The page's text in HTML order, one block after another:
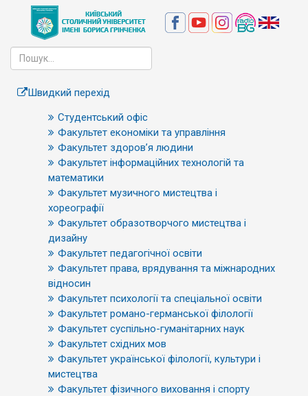
Швидкий перехід
Студентський офіс
Факультет економіки та управління
Факультет здоров’я людини
Факультет інформаційних технологій та
математики
Факультет музичного мистецтва і
хореографії
Факультет образотворчого мистецтва і
дизайну
Факультет педагогічної освіти
Факультет права, врядування та міжнародних
відносин
Факультет психології та спеціальної освіти
Факультет романо-германської філології
Факультет суспільно-гуманітарних наук
Факультет східних мов
Факультет української філології, культури і
мистецтва
Факультет фізичного виховання і спорту